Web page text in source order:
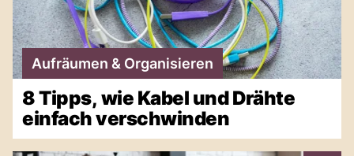
Aufräumen & Organisieren
8 Tipps, wie Kabel und Drähte
einfach verschwinden